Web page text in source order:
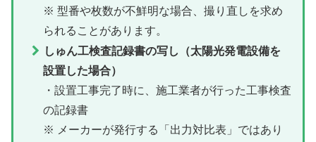
※ 型番や枚数が不鮮明な場合、撮り直しを求め
られることがあります。
しゅん工検査記録書の写し（太陽光発電設備を
設置した場合）
・設置工事完了時に、施工業者が行った工事検査
の記録書
※ メーカーが発行する「出力対比表」ではあり